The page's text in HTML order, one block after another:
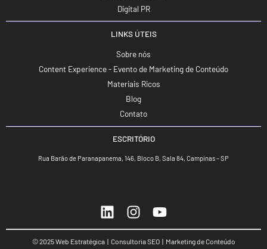
Digital PR
LINKS ÚTEIS
Sobre nós
Content Experience - Evento de Marketing de Conteúdo
Materiais Ricos
Blog
Contato
ESCRITÓRIO
Rua Barão de Paranapanema, 146, Bloco B, Sala 84, Campinas – SP
© 2025 Web Estratégica | Consultoria SEO | Marketing de Conteúdo